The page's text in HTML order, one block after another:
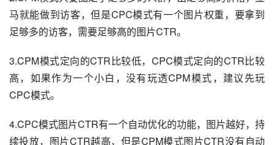
马就能做到访客，但是CPC模式有一个图片权重，要拿到
足够多的访客，需要足够高的图片CTR。
3.CPM模式定向的CTR比较低，CPC模式定向的CTR比较
高，如果作为一个小白，没有玩透CPM模式，建议先玩
CPC模式。
4.CPC模式图片CTR有一个自动优化的功能，图片越好，持
续投放，图片CTR越高，但是CPM模式图片CTR没有自动